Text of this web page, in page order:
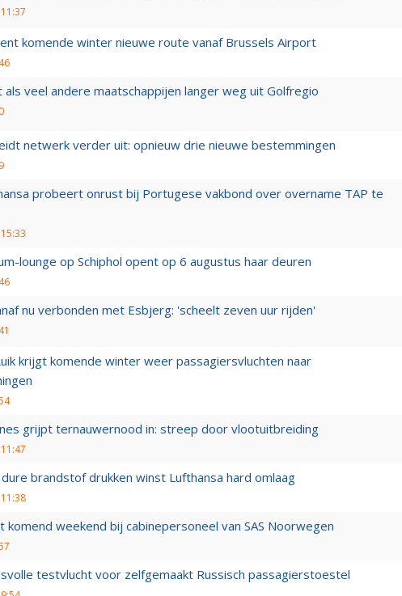
komende winter nieuwe route vanaf Brussels Airport
als veel andere maatschappijen langer weg uit Golfregio
netwerk verder uit: opnieuw drie nieuwe bestemmingen
probeert onrust bij Portugese vakbond over overname TAP te
lounge op Schiphol opent op 6 augustus haar deuren
nu verbonden met Esbjerg: 'scheelt zeven uur rijden'
krijgt komende winter weer passagiersvluchten naar
grijpt ternauwernood in: streep door vlootuitbreiding
brandstof drukken winst Lufthansa hard omlaag
komend weekend bij cabinepersoneel van SAS Noorwegen
testvlucht voor zelfgemaakt Russisch passagierstoestel